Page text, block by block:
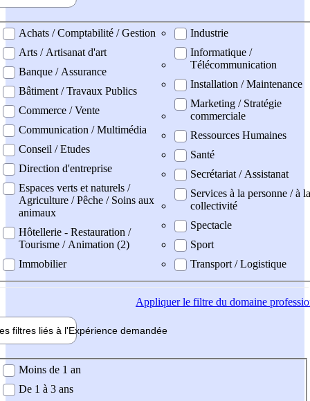
professionel
Achats / Comptabilité / Gestion
Arts / Artisanat d'art
Banque / Assurance
Bâtiment / Travaux Publics
Commerce / Vente
Communication / Multimédia
Conseil / Etudes
Direction d'entreprise
Espaces verts et naturels /
Agriculture / Pêche / Soins aux
animaux
Hôtellerie - Restauration /
Tourisme / Animation (2)
Immobilier
Industrie
Informatique /
Télécommunication
Installation / Maintenance
Marketing / Stratégie
commerciale
Ressources Humaines
Santé
Secrétariat / Assistanat
Services à la personne / à la
collectivité
Spectacle
Sport
Transport / Logistique
Appliquerle filtre du domaine
filtres liés à l'Expérience demandée
demandée
Moins de 1 an
De 1 à 3 ans